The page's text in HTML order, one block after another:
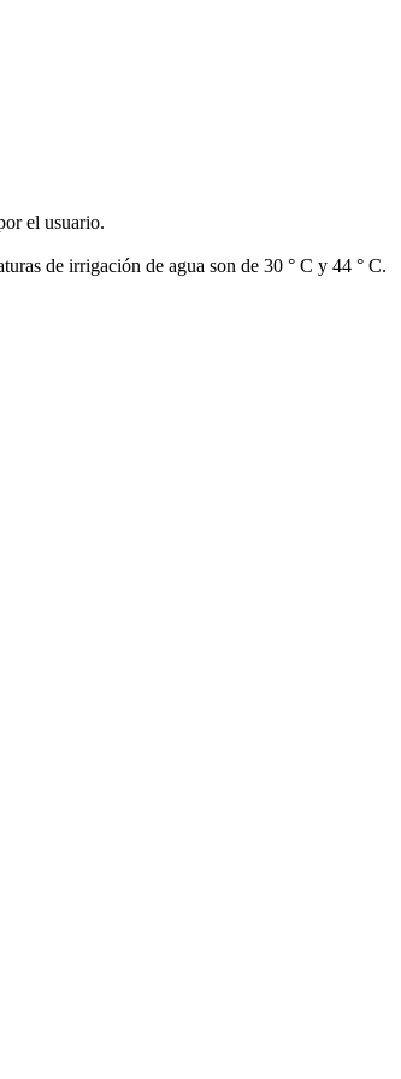
el usuario.
de irrigación de agua son de 30 ° C y 44 ° C.